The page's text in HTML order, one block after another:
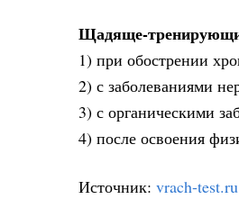
Щадяще-
1) при обострении
2) с заболеваниями
3) с органическими
4) после освоения
Источник: vrach-test.ru